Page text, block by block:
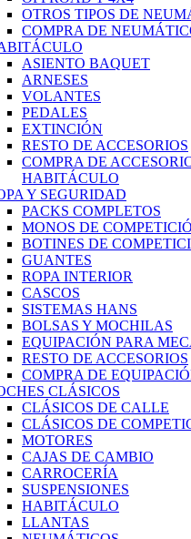
OTROS TIPOS DE
COMPRA DE
ASIENTO BAQUET
ARNESES
VOLANTES
PEDALES
EXTINCIÓN
RESTO DE ACCESORIOS
COMPRA DE
HABITÁCULO
Y SEGURIDAD
PACKS COMPLETOS
MONOS DE
BOTINES DE
GUANTES
ROPA INTERIOR
CASCOS
SISTEMAS HANS
BOLSAS Y MOCHILAS
EQUIPACIÓN PARA
RESTO DE ACCESORIOS
COMPRA DE
CLÁSICOS
CLÁSICOS DE CALLE
CLÁSICOS DE
MOTORES
CAJAS DE CAMBIO
CARROCERÍA
SUSPENSIONES
HABITÁCULO
LLANTAS